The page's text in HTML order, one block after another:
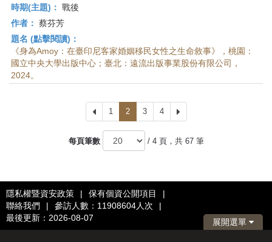
時期(主題)： 戰後
作者： 蔡芬芳
題名 (點擊閱讀)：
《身為Amoy：在臺印尼客家婚姻移民女性之生命敘事》，桃園：
國立中央大學出版中心；臺北：遠流出版事業股份有限公司，
2024。
上
一
頁
1 2 3 4
下
一
每頁筆數
/ 4 頁，共 67 筆
隱私權暨資安政策 | 保有個資公開項目
|
聯絡我們
| 參訪人數：11908604人次
|
最後更新：2026-08-07
展開選單